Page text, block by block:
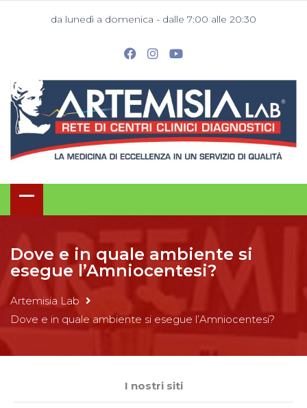
da lunedì a domenica - dalle 7:00 alle 20:30
Dove e in quale ambiente si
esegue l’Amniocentesi?
Artemisia Lab
Dove e in quale ambiente si esegue l’Amniocentesi?
I nostri siti